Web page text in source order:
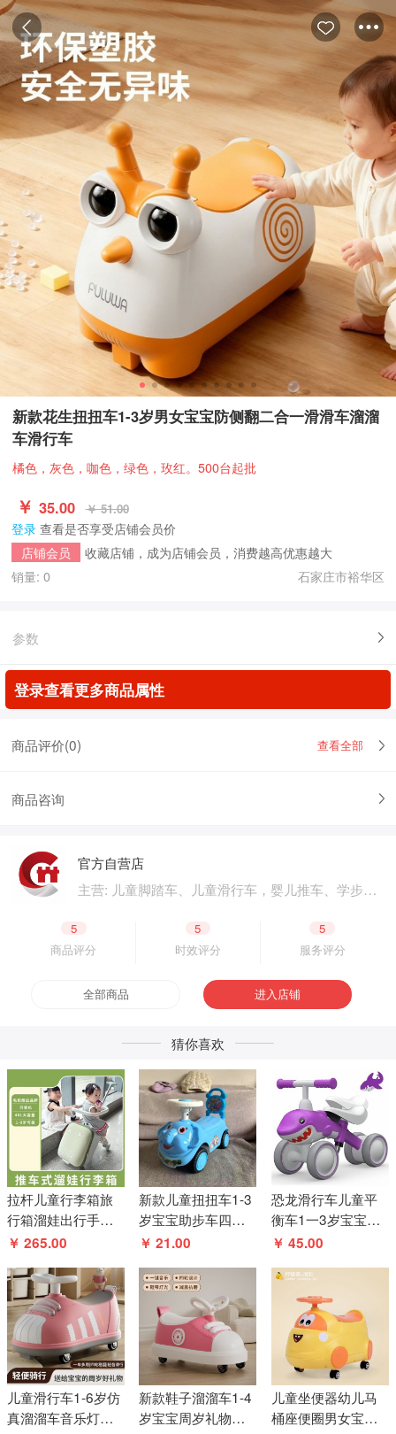
新款花生扭扭车1-3岁男女宝宝防侧翻二合一滑滑车溜溜
车滑行车
橘色，灰色，咖色，绿色，玫红。500台起批
￥ 35.00 ￥ 51.00
登录 查看是否享受店铺会员价
店铺会员
收藏店铺，成为店铺会员，消费越高优惠越大
销量: 0
石家庄市裕华区
参数
登录查看更多商品属性
商品评价(0) 查看全部
商品咨询
官方自营店
主营: 儿童脚踏车、儿童滑行车，婴儿推车、学步
品、户外用品，母婴用品、婴童用品，电子玩具、
益智玩具，公园设施、广场游乐，成人脚踏车、成
件、电动车零配件，生产原材料、包装原材料，产
品外包装、产品内包装，生产设备、五金工具，采
5
商品评分
5
时效评分
5
服务评分
全部商品 进入店铺
猜你喜欢
拉杆儿童行李箱旅
行箱溜娃出行手推
车旅游神器可坐骑
￥ 265.00
新款儿童扭扭车1-3
岁宝宝助步车四轮
滑行车玩具溜溜车
￥ 21.00
恐龙滑行车儿童平
衡车1一3岁宝宝滑
行车四轮无脚踏滑
￥ 45.00
儿童滑行车1-6岁仿
真溜溜车音乐灯光
新款鞋子溜溜车1-4
岁宝宝周岁礼物带
儿童坐便器幼儿马
桶座便圈男女宝宝